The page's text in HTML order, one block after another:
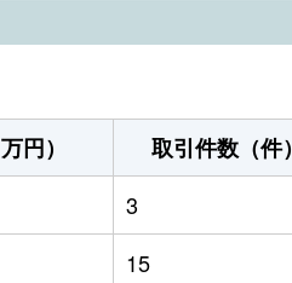
円）
取引件数（件）
3
15